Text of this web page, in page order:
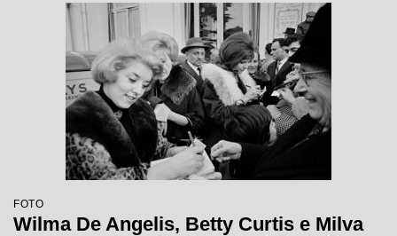
FOTO
Wilma De Angelis, Betty Curtis e Milva